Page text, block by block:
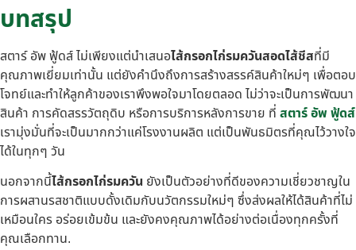
บทสรุป
สตาร์ อัพ ฟู้ดส์ ไม่เพียงแต่นำเสนอไส้กรอกไก่รมควันสอดไส้ชีสที่มี
คุณภาพเยี่ยมเท่านั้น แต่ยังคำนึงถึงการสร้างสรรค์สินค้าใหม่ๆ เพื่อตอบ
โจทย์และทำให้ลูกค้าของเราพึงพอใจมาโดยตลอด ไม่ว่าจะเป็นการพัฒนา
สินค้า การคัดสรรวัตถุดิบ หรือการบริการหลังการขาย ที่ สตาร์ อัพ ฟู้ดส์
เรามุ่งมั่นที่จะเป็นมากกว่าแค่โรงงานผลิต แต่เป็นพันธมิตรที่คุณไว้วางใจ
ได้ในทุกๆ วัน
นอกจากนี้ไส้กรอกไก่รมควัน ยังเป็นตัวอย่างที่ดีของความเชี่ยวชาญใน
การผสานรสชาติแบบดั้งเดิมกับนวัตกรรมใหม่ๆ ซึ่งส่งผลให้ได้สินค้าที่ไม่
เหมือนใคร อร่อยเข้มข้น และยังคงคุณภาพได้อย่างต่อเนื่องทุกครั้งที่
คุณเลือกทาน.